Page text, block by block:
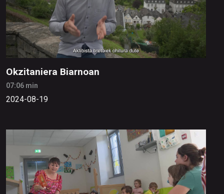
Okzitaniera Biarnoan
07:06 min
2024-08-19